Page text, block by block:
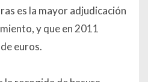
es la mayor adjudicación
y que en 2011
euros.